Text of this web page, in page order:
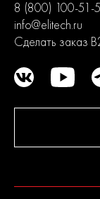
8 (800) 100-51-
info@elitech.ru
Сделать заказ